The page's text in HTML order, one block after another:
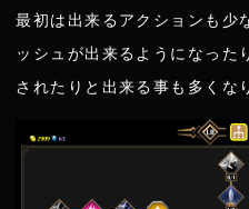
最初は出来るアクションも少
ッシュが出来るようになった
されたりと出来る事も多くな